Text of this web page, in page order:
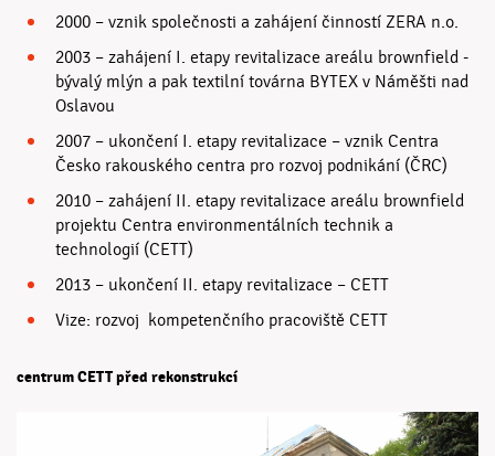
2000 – vznik společnosti a zahájení činností ZERA n.o.
2003 – zahájení I. etapy revitalizace areálu brownfield -
bývalý mlýn a pak textilní továrna BYTEX v Náměšti nad
Oslavou
2007 – ukončení I. etapy revitalizace – vznik Centra
Česko rakouského centra pro rozvoj podnikání (ČRC)
2010 – zahájení II. etapy revitalizace areálu brownfield
projektu Centra environmentálních technik a
technologií (CETT)
2013 – ukončení II. etapy revitalizace – CETT
Vize: rozvoj kompetenčního pracoviště CETT
centrum CETT před rekonstrukcí